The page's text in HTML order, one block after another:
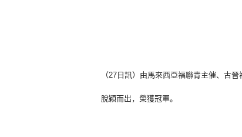
（27日訊）由馬來西亞福聯青主催、 古晉
脫穎而出，榮獲冠軍。